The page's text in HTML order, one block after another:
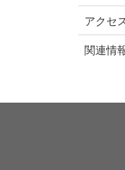
アクセ
関連情